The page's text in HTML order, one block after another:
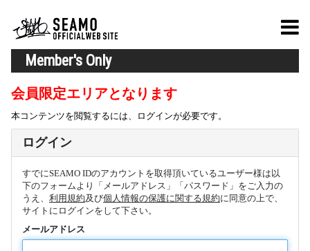
Member's Only
会員限定エリアとなります
本コンテンツを閲覧するには、ログインが必要です。
ログイン
すでにSEAMO IDのアカウントを取得頂いているユーザー様は以
下のフォームより「メールアドレス」「パスワード」をご入力の
うえ、 利用規約及び個人情報の保護に関する規約に同意の上で、
サイトにログインをして下さい。
メールアドレス